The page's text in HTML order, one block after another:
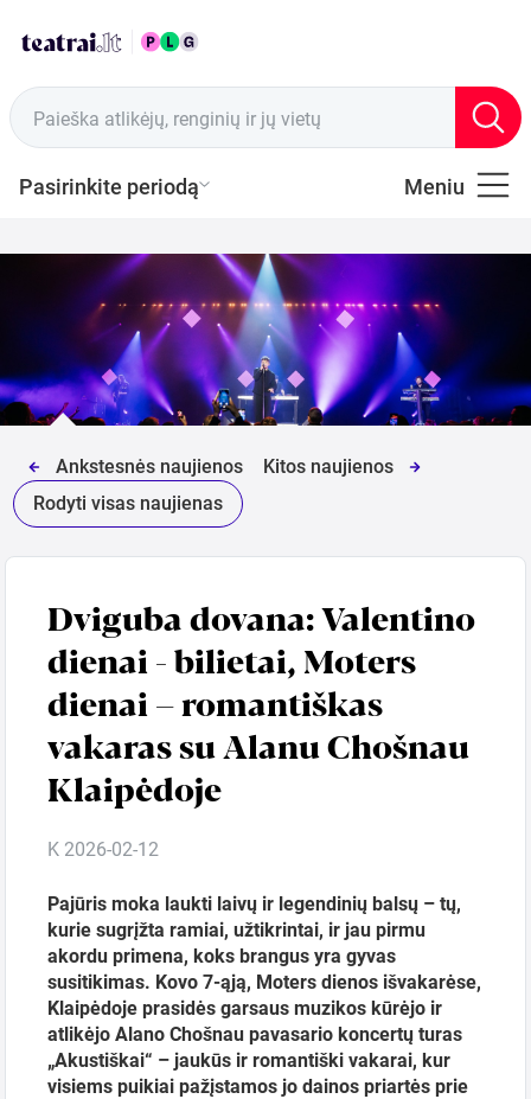
Paieška atlikėjų, renginių ir jų vietų
Pasirinkite periodą
Meniu
Dovanų
KOMEDIJA
DRAMA
ŠOKIS
ŠEIMAI
Kinas
Paieška žemėlapyje
Pasirinkite
periodą
Rodyti visas naujienas
Ankstesnės naujienos Kitos naujienos
Dviguba dovana: Valentino
dienai - bilietai, Moters
dienai – romantiškas
vakaras su Alanu Chošnau
Klaipėdoje
K 2026-02-12
Pajūris moka laukti laivų ir legendinių balsų – tų,
kurie sugrįžta ramiai, užtikrintai, ir jau pirmu
akordu primena, koks brangus yra gyvas
susitikimas. Kovo 7-ąją, Moters dienos išvakarėse,
Klaipėdoje prasidės garsaus muzikos kūrėjo ir
atlikėjo Alano Chošnau pavasario koncertų turas
„Akustiškai“ – jaukūs ir romantiški vakarai, kur
visiems puikiai pažįstamos jo dainos priartės prie